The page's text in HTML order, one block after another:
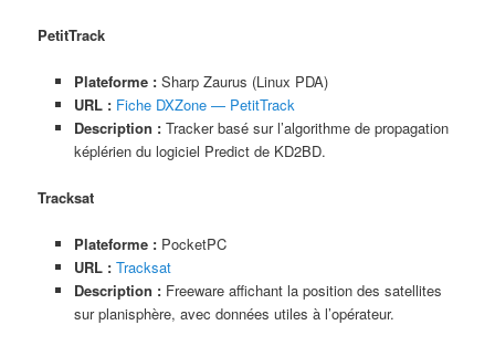
PetitTrack
Plateforme : Sharp Zaurus (Linux PDA)
URL : Fiche DXZone — PetitTrack
Description : Tracker basé sur l’algorithme de propagation
képlérien du logiciel Predict de KD2BD.
Tracksat
Plateforme : PocketPC
URL : Tracksat
Description : Freeware affichant la position des satellites
sur planisphère, avec données utiles à l’opérateur.